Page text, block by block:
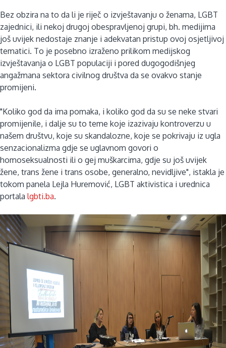
Bez obzira na to da li je riječ o izvještavanju o ženama, LGBT
zajednici, ili nekoj drugoj obespravljenoj grupi, bh. medijima
još uvijek nedostaje znanje i adekvatan pristup ovoj osjetljivoj
tematici. To je posebno izraženo prilikom medijskog
izvještavanja o LGBT populaciji i pored dugogodišnjeg
angažmana sektora civilnog društva da se ovakvo stanje
promijeni.
"Koliko god da ima pomaka, i koliko god da su se neke stvari
promijenile, i dalje su to teme koje izazivaju kontroverzu u
našem društvu, koje su skandalozne, koje se pokrivaju iz ugla
senzacionalizma gdje se uglavnom govori o
homoseksualnosti ili o gej muškarcima, gdje su još uvijek
žene, trans žene i trans osobe, generalno, nevidljive", istakla je
tokom panela Lejla Huremović, LGBT aktivistica i urednica
portala lgbti.ba.